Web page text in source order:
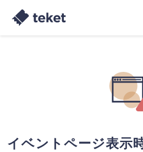
イベントページ表示